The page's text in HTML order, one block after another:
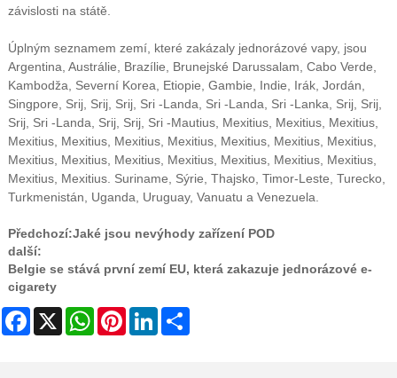
závislosti na státě.
Úplným seznamem zemí, které zakázaly jednorázové vapy, jsou
Argentina, Austrálie, Brazílie, Brunejské Darussalam, Cabo Verde,
Kambodža, Severní Korea, Etiopie, Gambie, Indie, Irák, Jordán,
Singpore, Srij, Srij, Srij, Sri -Landa, Sri -Landa, Sri -Lanka, Srij, Srij,
Srij, Sri -Landa, Srij, Srij, Sri -Mautius, Mexitius, Mexitius, Mexitius,
Mexitius, Mexitius, Mexitius, Mexitius, Mexitius, Mexitius, Mexitius,
Mexitius, Mexitius, Mexitius, Mexitius, Mexitius, Mexitius, Mexitius,
Mexitius, Mexitius. Suriname, Sýrie, Thajsko, Timor-Leste, Turecko,
Turkmenistán, Uganda, Uruguay, Vanuatu a Venezuela.
Předchozí:Jaké jsou nevýhody zařízení POD
další:
Belgie se stává první zemí EU, která zakazuje jednorázové e-
cigarety
Facebook WhatsAppPinterestLinkedIn